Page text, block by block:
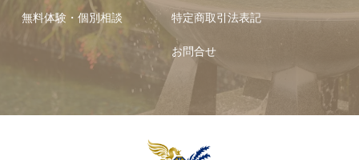
無料体験・個別相談 特定商取引法表記
お問合せ